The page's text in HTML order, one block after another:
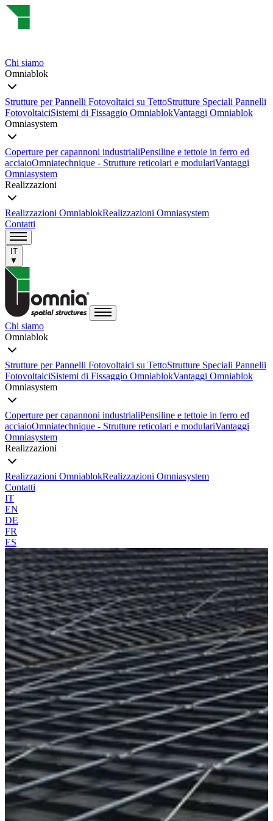
Chi siamo
Omniablok
Strutture per Pannelli Fotovoltaici su TettoStrutture Speciali Pannelli
FotovoltaiciSistemi di Fissaggio OmniablokVantaggi Omniablok
Omniasystem
Coperture per capannoni industrialiPensiline e tettoie in ferro ed
acciaioOmniatechnique - Strutture reticolari e modulariVantaggi
Omniasystem
Realizzazioni
Realizzazioni OmniablokRealizzazioni Omniasystem
Contatti
IT
▼
Chi siamo
Omniablok
Strutture per Pannelli Fotovoltaici su TettoStrutture Speciali Pannelli
FotovoltaiciSistemi di Fissaggio OmniablokVantaggi Omniablok
Omniasystem
Coperture per capannoni industrialiPensiline e tettoie in ferro ed
acciaioOmniatechnique - Strutture reticolari e modulariVantaggi
Omniasystem
Realizzazioni
Realizzazioni OmniablokRealizzazioni Omniasystem
Contatti
IT
EN
DE
FR
ES